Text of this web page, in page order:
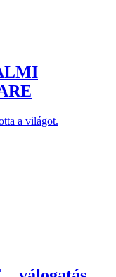
a világot.